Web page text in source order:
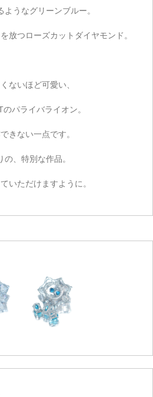
ようなグリーンブルー。
放つローズカットダイヤモンド。
ないほど可愛い、
パライバライオン。
きない一点です。
の、特別な作品。
いただけますように。
い物を続ける